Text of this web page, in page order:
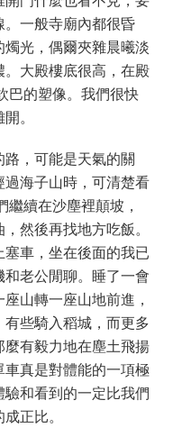
一般寺廟內都很昏
光，偶爾夾雜晨曦淡
大殿樓底很高，在殿
巴的塑像。我們很快
。
，可能是天氣的關
海子山時，可清楚看
續在沙塵裡顛坡，
然後再找地方吃飯。
車，坐在後面的我已
老公閒聊。睡了一會
山轉一座山地前進，
些騎入稻城，而更多
有毅力地在塵土飛揚
真是對體能的一項極
和看到的一定比我們
正比。